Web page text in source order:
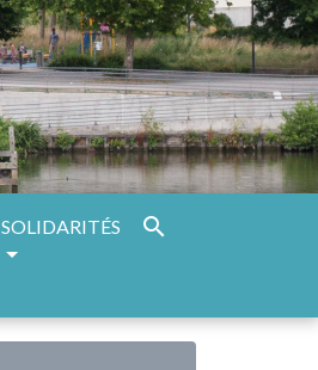
SOLIDARITÉS search